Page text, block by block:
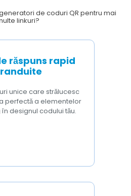
de coduri QR pentru mai
linkuri?
răspuns rapid
unice care strălucesc
perfectă a elementelor
designul codului tău.